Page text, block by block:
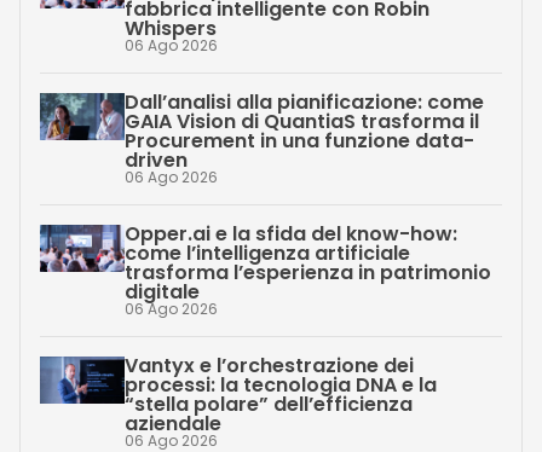
fabbrica intelligente con Robin
Whispers
06 Ago 2026
Dall’analisi alla pianificazione: come
GAIA Vision di QuantiaS trasforma il
Procurement in una funzione data-
driven
06 Ago 2026
Opper.ai e la sfida del know-how:
come l’intelligenza artificiale
trasforma l’esperienza in patrimonio
digitale
06 Ago 2026
Vantyx e l’orchestrazione dei
processi: la tecnologia DNA e la
“stella polare” dell’efficienza
aziendale
06 Ago 2026